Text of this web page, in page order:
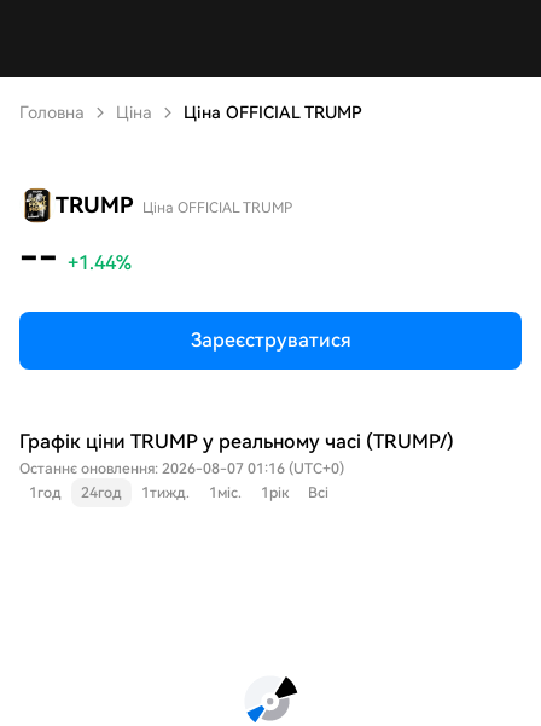
Головна Ціна Ціна OFFICIAL TRUMP
TRUMP Ціна OFFICIAL TRUMP
-- +1.44%
Зареєструватися
Графік ціни TRUMP у реальному часі (TRUMP/)
Останнє оновлення: 2026-08-07 01:16 (UTC+0)
1год
24год 1тижд. 1міс. 1рік Всі